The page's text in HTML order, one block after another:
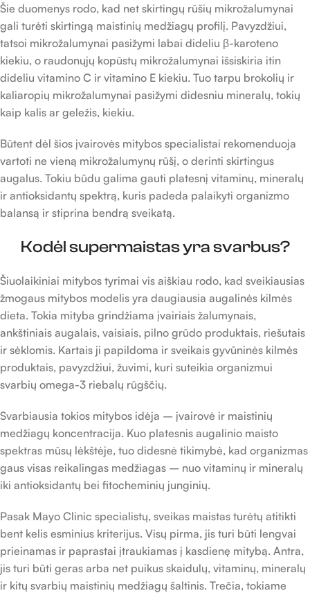
Šie duomenys rodo, kad net skirtingų rūšių mikrožalumynai
gali turėti skirtingą maistinių medžiagų profilį. Pavyzdžiui,
tatsoi mikrožalumynai pasižymi labai dideliu β-karoteno
kiekiu, o raudonųjų kopūstų mikrožalumynai išsiskiria itin
dideliu vitamino C ir vitamino E kiekiu. Tuo tarpu brokolių ir
kaliaropių mikrožalumynai pasižymi didesniu mineralų, tokių
kaip kalis ar geležis, kiekiu.
Būtent dėl šios įvairovės mitybos specialistai rekomenduoja
vartoti ne vieną mikrožalumynų rūšį, o derinti skirtingus
augalus. Tokiu būdu galima gauti platesnį vitaminų, mineralų
ir antioksidantų spektrą, kuris padeda palaikyti organizmo
balansą ir stiprina bendrą sveikatą.
Kodėl supermaistas yra svarbus?
Šiuolaikiniai mitybos tyrimai vis aiškiau rodo, kad sveikiausias
žmogaus mitybos modelis yra daugiausia augalinės kilmės
dieta. Tokia mityba grindžiama įvairiais žalumynais,
ankštiniais augalais, vaisiais, pilno grūdo produktais, riešutais
ir sėklomis. Kartais ji papildoma ir sveikais gyvūninės kilmės
produktais, pavyzdžiui, žuvimi, kuri suteikia organizmui
svarbių omega-3 riebalų rūgščių.
Svarbiausia tokios mitybos idėja – įvairovė ir maistinių
medžiagų koncentracija. Kuo platesnis augalinio maisto
spektras mūsų lėkštėje, tuo didesnė tikimybė, kad organizmas
gaus visas reikalingas medžiagas – nuo vitaminų ir mineralų
iki antioksidantų bei fitocheminių junginių.
Pasak Mayo Clinic specialistų, sveikas maistas turėtų atitikti
bent kelis esminius kriterijus. Visų pirma, jis turi būti lengvai
prieinamas ir paprastai įtraukiamas į kasdienę mitybą. Antra,
jis turi būti geras arba net puikus skaidulų, vitaminų, mineralų
ir kitų svarbių maistinių medžiagų šaltinis. Trečia, tokiame